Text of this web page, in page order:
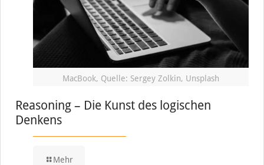
MacBook, Quelle: Sergey Zolkin, Unsplash
Reasoning – Die Kunst des logischen
Denkens
Mehr